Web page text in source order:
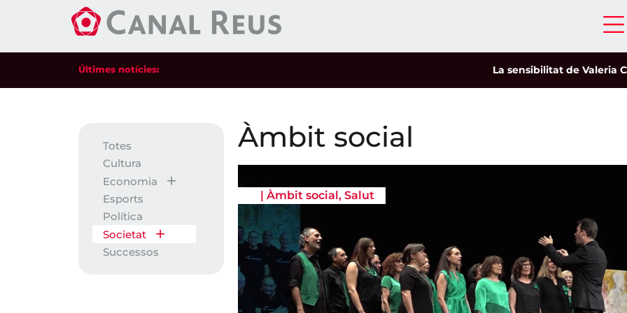
Últimes notícies: La sensibilitat de Valeria Castro
Totes
Cultura
Economia
Esports
Política
Societat
Successos
Àmbit social
| Àmbit social, Salut